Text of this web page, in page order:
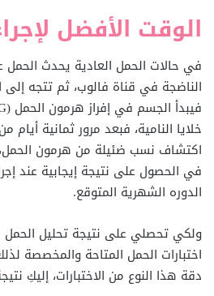
الوقت الأفضل
في حالات الحمل العادية يحدث
الناضجة في قناة فالوب، ثم تتجه
خلايا النامية، فبعد مرور ثمانية
اكتشاف نسب ضئيلة من هرمون
في الحصول على نتيجة إيجابية عند
الدوره الشهرية المتوقع.
ولكي تحصلي على نتيجة تحليل الحمل
اختبارات الحمل المتاحة والمخصصة
دقة هذا النوع من الاختبارات، إليكِ